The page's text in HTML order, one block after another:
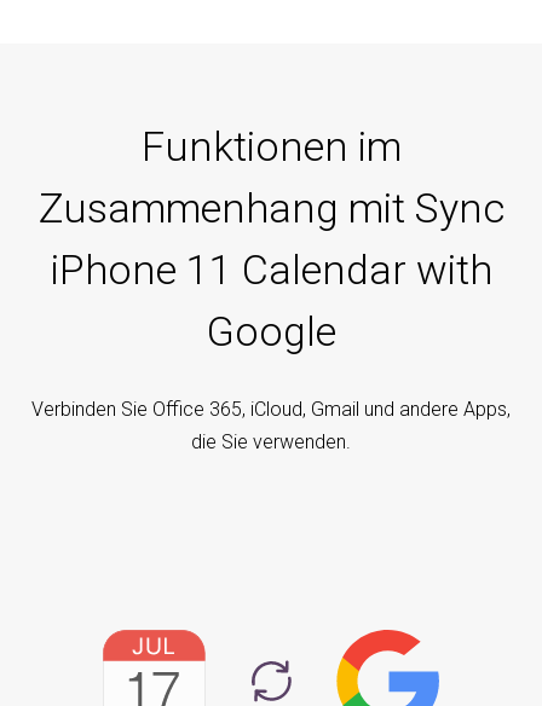
Funktionen im
Zusammenhang mit Sync
iPhone 11 Calendar with
Google
Verbinden Sie Office 365, iCloud, Gmail und andere Apps,
die Sie verwenden.